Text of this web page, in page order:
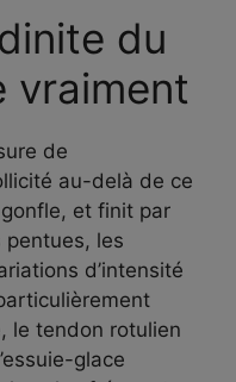
du
vraiment
de
au-delà de ce
gonfle, et finit par
pentues, les
d’intensité
le tendon rotulien
glace